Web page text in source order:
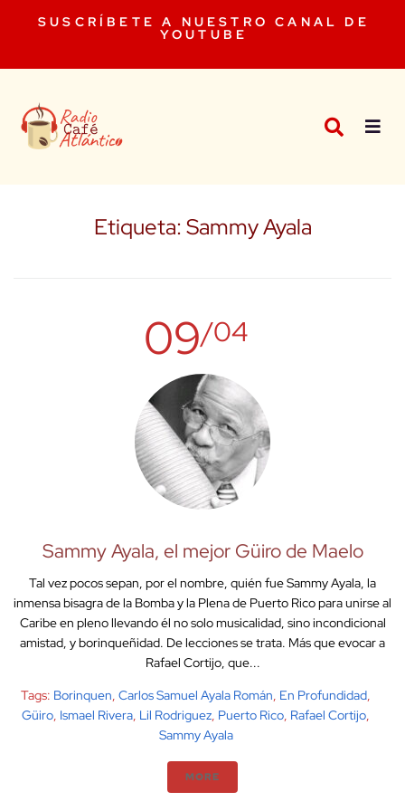
SUSCRÍBETE A NUESTRO CANAL DE
YOUTUBE
Etiqueta:Sammy Ayala
09/04
Sammy Ayala, el mejor Güiro de Maelo
Tal vez pocos sepan, por el nombre, quién fue Sammy Ayala, la
inmensa bisagra de la Bomba y la Plena de Puerto Rico para unirse al
Caribe en pleno llevando él no solo musicalidad, sino incondicional
amistad, y borinqueñidad. De lecciones se trata. Más que evocar a
Rafael Cortijo, que...
Tags: Borinquen, Carlos Samuel Ayala Román, En Profundidad,
Güiro, Ismael Rivera, Lil Rodriguez, Puerto Rico, Rafael Cortijo,
Sammy Ayala
MORE